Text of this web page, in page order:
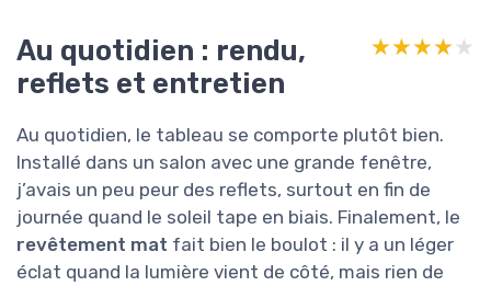
Au quotidien : rendu,
reflets et entretien
★★★★★
★★★★★
Au quotidien, le tableau se comporte plutôt bien.
Installé dans un salon avec une grande fenêtre,
j’avais un peu peur des reflets, surtout en fin de
journée quand le soleil tape en biais. Finalement, le
revêtement mat fait bien le boulot : il y a un léger
éclat quand la lumière vient de côté, mais rien de